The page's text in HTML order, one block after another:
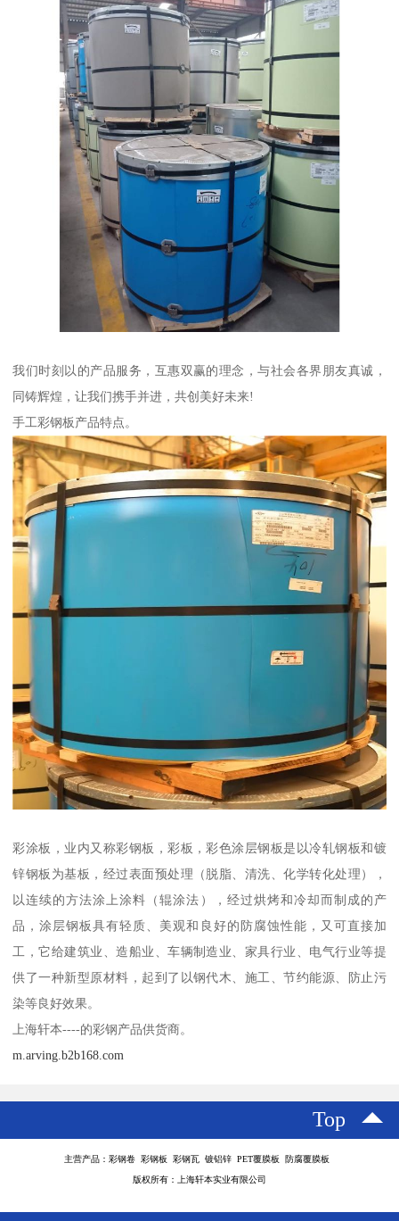
我们时刻以的产品服务，互惠双赢的理念，与社会各界朋友真诚，
同铸辉煌，让我们携手并进，共创美好未来!
手工彩钢板产品特点。
彩涂板，业内又称彩钢板，彩板，彩色涂层钢板是以冷轧钢板和镀
锌钢板为基板，经过表面预处理（脱脂、清洗、化学转化处理），
以连续的方法涂上涂料（辊涂法），经过烘烤和冷却而制成的产
品，涂层钢板具有轻质、美观和良好的防腐蚀性能，又可直接加
工，它给建筑业、造船业、车辆制造业、家具行业、电气行业等提
供了一种新型原材料，起到了以钢代木、施工、节约能源、防止污
染等良好效果。
上海轩本----的彩钢产品供货商。
m.arving.b2b168.com
Top
主营产品：彩钢卷 彩钢板 彩钢瓦 镀铝锌 PET覆膜板 防腐覆膜板
版权所有：上海轩本实业有限公司